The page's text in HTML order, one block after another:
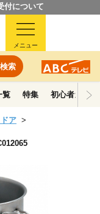
付について
検索
メニュー
覧 特集 初心者ガイド
ア